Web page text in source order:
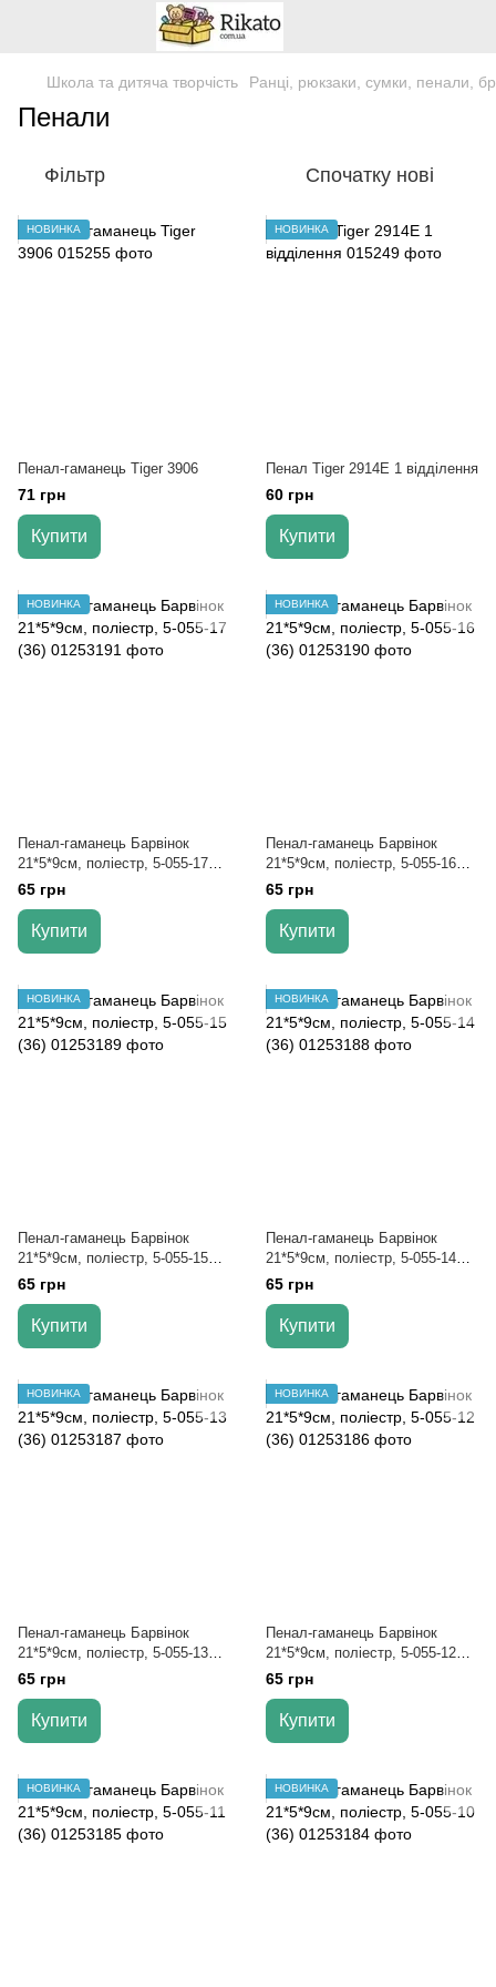
Школа та дитяча творчість Ранці, рюкзаки, сумки, пенали,
Пенали
Фільтр Спочатку нові
НОВИНКА
Пенал-гаманець Tiger 3906
71 грн
Купити
НОВИНКА
Пенал Tiger 2914E 1 відділення
60 грн
Купити
НОВИНКА
Пенал-гаманець Барвінок
21*5*9см, поліестр, 5-055-17
(36)
65 грн
Купити
НОВИНКА
Пенал-гаманець Барвінок
21*5*9см, поліестр, 5-055-16
(36)
65 грн
Купити
НОВИНКА
Пенал-гаманець Барвінок
21*5*9см, поліестр, 5-055-15
(36)
65 грн
Купити
НОВИНКА
Пенал-гаманець Барвінок
21*5*9см, поліестр, 5-055-14
(36)
65 грн
Купити
НОВИНКА
Пенал-гаманець Барвінок
21*5*9см, поліестр, 5-055-13
(36)
65 грн
Купити
НОВИНКА
Пенал-гаманець Барвінок
21*5*9см, поліестр, 5-055-12
(36)
65 грн
Купити
НОВИНКА НОВИНКА